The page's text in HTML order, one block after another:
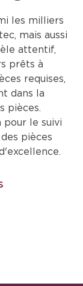
les milliers
mais aussi
attentif,
prêts à
requises,
dans la
pièces.
pour le suivi
pièces